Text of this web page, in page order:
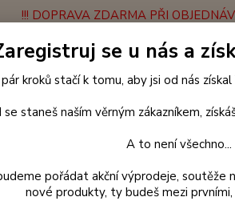
!!! DOPRAVA ZDARMA PŘI
Vrácení zboží Obchodní podmínky
se u nás a
kroků stačí k tomu, aby jsi od nás
se staneš naším věrným zákazníkem,
A to není všechno...
pořádat akční výprodeje, soutěže
nové produkty, ty budeš mezi